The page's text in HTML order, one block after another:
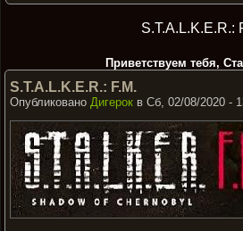
S.T.A.L.K.E.R.:
Приветствуем тебя,
S.T.A.L.K.E.R.: F.M.
Опубликовано Дигерок в Сб, 02/08/2020 -